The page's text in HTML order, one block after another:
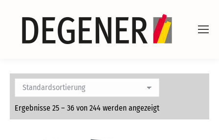
Ergebnisse 25 – 36 von 244 werden angezeigt